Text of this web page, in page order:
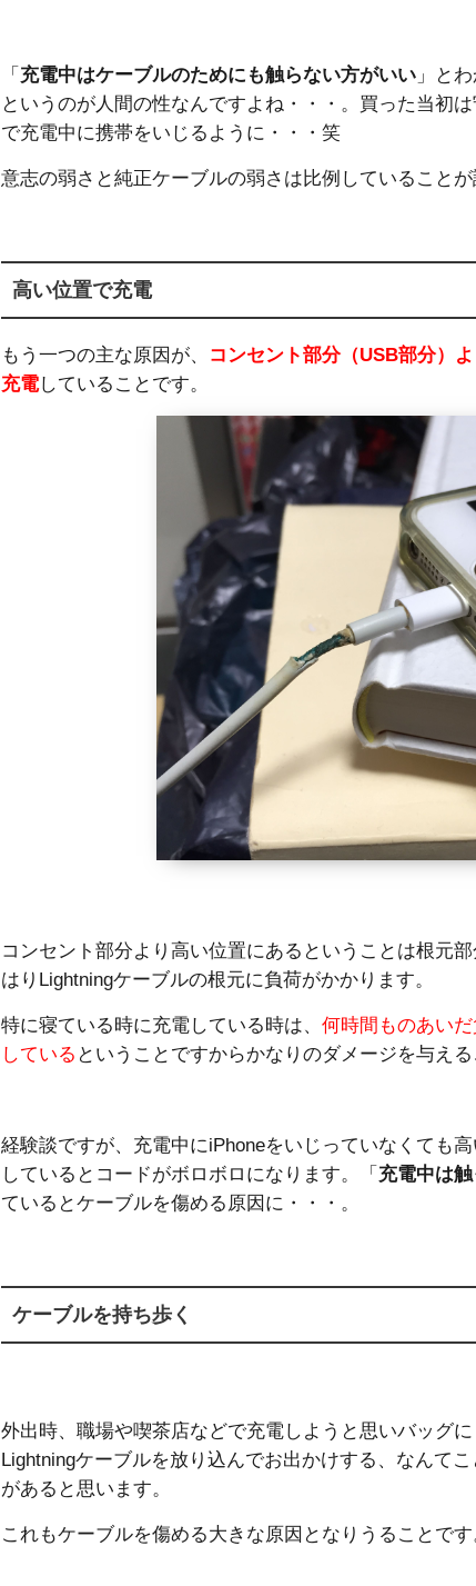
「 充電中はケーブルのためにも触らない方がいい 」と
というのが人間の性なんですよね・・・。買った当初
で充電中に携帯をいじるように・・・笑
意志の弱さと純正ケーブルの弱さは比例していることが
高い位置で充電
もう一つの主な原因が、 コンセント部分（USB部分）
充電していることです。
コンセント部分より高い位置にあるということは根元
はりLightningケーブルの根元に負荷がかかります。
特に寝ている時に充電している時は、何時間ものあい
している ということですからかなりのダメージを与える
経験談ですが、充電中にiPhoneをいじっていなくても
しているとコードがボロボロになります。「 充電中は
ているとケーブルを傷める原因に・・・。
ケーブルを持ち歩く
外出時、職場や喫茶店などで充電しようと思いバッグに
Lightningケーブルを放り込んでお出かけする、なんてこ
があると思います。
これもケーブルを傷める大きな原因となりうることです